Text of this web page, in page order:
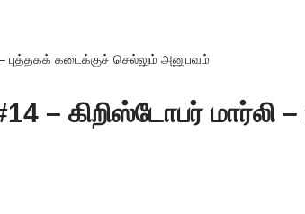
– புத்தகக் கடைக்குச் செல்லும் அனுபவம்
– கிறிஸ்டோபர் மார்லி –